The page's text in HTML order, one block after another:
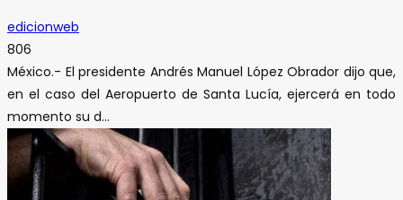
edicionweb
806
México.- El presidente Andrés Manuel López Obrador dijo que,
en el caso del Aeropuerto de Santa Lucía, ejercerá en todo
momento su d...